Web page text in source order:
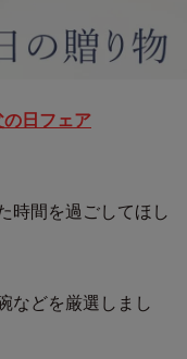
日フェア
時間を過ごしてほし
などを厳選しまし